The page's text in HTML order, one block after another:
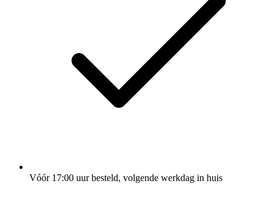
Vóór 17:00 uur besteld, volgende werkdag in huis